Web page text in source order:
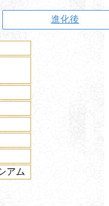
進化後
アム